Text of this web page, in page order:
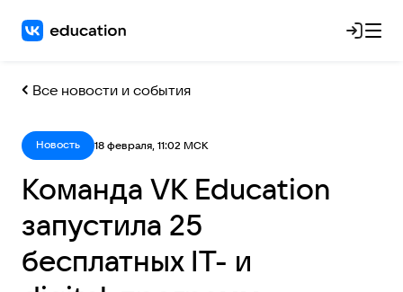
Все новости и события
Новость 18 февраля, 11:02 МСК
Команда VK Education
запустила 25
бесплатных IT- и